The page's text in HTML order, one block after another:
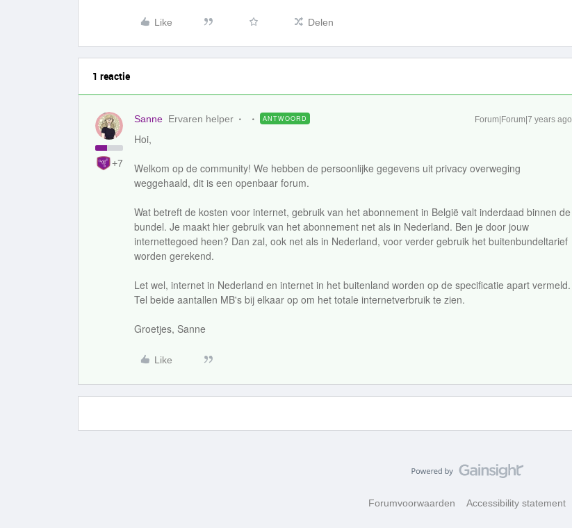
Like Delen
1 reactie
+7
Sanne Ervaren helper ANTWOORD Forum|Forum|7 years ago
Hoi,
Welkom op de community! We hebben de persoonlijke gegevens uit privacy overweging
weggehaald, dit is een openbaar forum.
Wat betreft de kosten voor internet, gebruik van het abonnement in België valt inderdaad binnen de
bundel. Je maakt hier gebruik van het abonnement net als in Nederland. Ben je door jouw
internettegoed heen? Dan zal, ook net als in Nederland, voor verder gebruik het buitenbundeltarief
worden gerekend.
Let wel, internet in Nederland en internet in het buitenland worden op de specificatie apart vermeld.
Tel beide aantallen MB's bij elkaar op om het totale internetverbruik te zien.
Groetjes, Sanne
Like
Forumvoorwaarden Accessibility statement